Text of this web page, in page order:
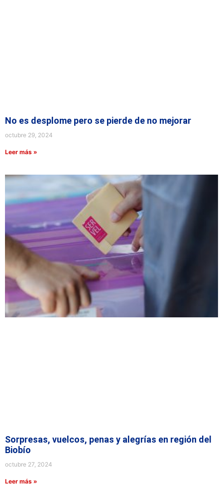
No es desplome pero se pierde de no mejorar
octubre 29, 2024
Leer más »
Sorpresas, vuelcos, penas y alegrías en región del
Biobío
octubre 27, 2024
Leer más »